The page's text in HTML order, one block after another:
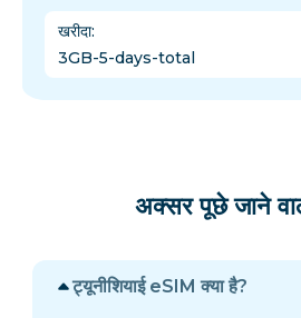
खरीदा:
3GB-5-days-total
अक्सर पूछे जाने
ट्यूनीशियाई eSIM क्या है?